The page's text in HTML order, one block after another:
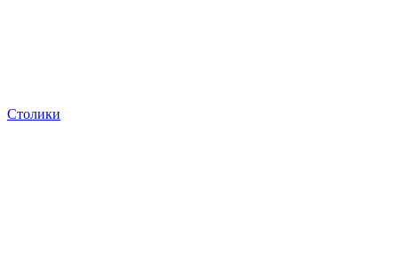
Столики